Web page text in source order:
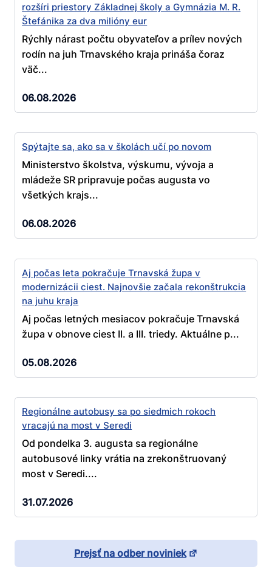
rozšíri priestory Základnej školy a Gymnázia M. R.
Štefánika za dva milióny eur
Rýchly nárast počtu obyvateľov a prílev nových
rodín na juh Trnavského kraja prináša čoraz
väč...
06.08.2026
Spýtajte sa, ako sa v školách učí po novom
Ministerstvo školstva, výskumu, vývoja a
mládeže SR pripravuje počas augusta vo
všetkých krajs...
06.08.2026
Aj počas leta pokračuje Trnavská župa v
modernizácii ciest. Najnovšie začala rekonštrukcia
na juhu kraja
Aj počas letných mesiacov pokračuje Trnavská
župa v obnove ciest II. a III. triedy. Aktuálne p...
05.08.2026
Regionálne autobusy sa po siedmich rokoch
vracajú na most v Seredi
Od pondelka 3. augusta sa regionálne
autobusové linky vrátia na zrekonštruovaný
most v Seredi....
31.07.2026
Prejsť na odber noviniek